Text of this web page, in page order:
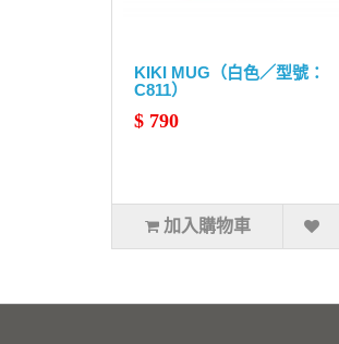
KIKI MUG（白色／型號：
C811）
$ 790
加入購物車